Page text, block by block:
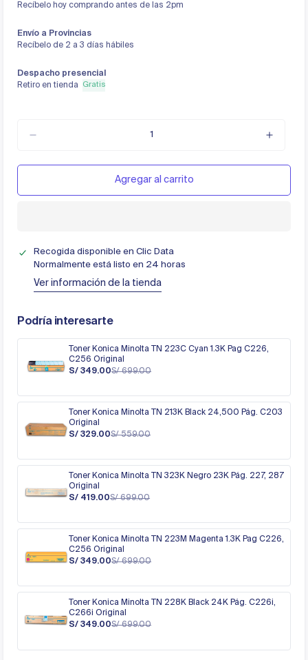
Recíbelo hoy comprando antes de las 2pm
Envío a Provincias
Recíbelo de 2 a 3 días hábiles
Despacho presencial
Retiro en tienda
Gratis
Agregar al carrito
Recogida disponible en Clic Data
Normalmente está listo en 24 horas
Ver información de la tienda
Podría interesarte
Toner Konica Minolta TN 223C Cyan 1.3K Pag C226,
C256 Original
S/ 349.00S/ 699.00
Toner Konica Minolta TN 213K Black 24,500 Pág. C203
Original
S/ 329.00S/ 559.00
Toner Konica Minolta TN 323K Negro 23K Pág. 227, 287
Original
S/ 419.00S/ 699.00
Toner Konica Minolta TN 223M Magenta 1.3K Pag C226,
C256 Original
S/ 349.00S/ 699.00
Toner Konica Minolta TN 228K Black 24K Pág. C226i,
C266i Original
S/ 349.00S/ 699.00